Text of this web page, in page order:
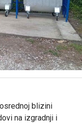
blizini
na izgradnji i